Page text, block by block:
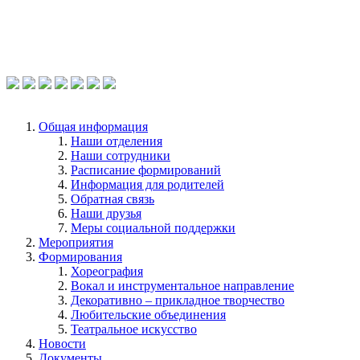
Общая информация
Наши отделения
Наши сотрудники
Расписание формирований
Информация для родителей
Обратная связь
Наши друзья
Меры социальной поддержки
Мероприятия
Формирования
Хореография
Вокал и инструментальное направление
Декоративно – прикладное творчество
Любительские объединения
Театральное искусство
Новости